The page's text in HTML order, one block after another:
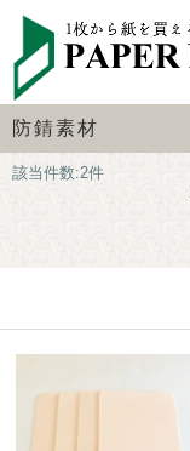
防錆素材
該当件数:2件